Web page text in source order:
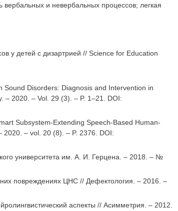
и невербальных процессов; легкая
у детей с дизартрией // Science for Education
Sound Disorders: Diagnosis and Intervention in
– 2020. – Vol. 29 (3). – P. 1–21. DOI:
Subsystem-Extending Speech-Based Human-
– vol. 20 (8). – P. 2376. DOI:
университета им. А. И. Герцена. – 2018. – №
повреждениях ЦНС // Дефектология. – 2016. –
аспекты // Асимметрия. – 2012.